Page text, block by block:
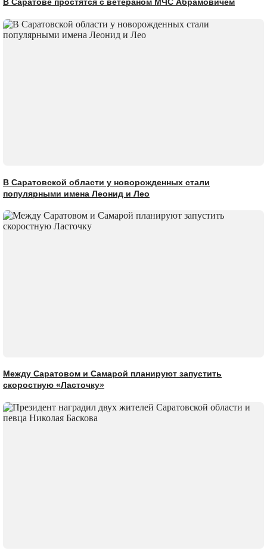
В Саратове простятся с ветераном МЧС Абрамовичем
В Саратовской области у новорожденных стали
популярными имена Леонид и Лео
Между Саратовом и Самарой планируют запустить
скоростную «Ласточку»